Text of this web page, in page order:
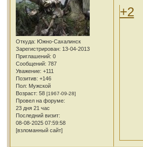
Откуда: Южно-Сахалинск
Зарегистрирован: 13-04-2013
Приглашений: 0
Сообщений: 787
Уважение: +111
Позитив: +146
Пол: Мужской
Возраст: 58 [1967-09-28]
Провел на форуме:
23 дня 21 час
Последний визит:
08-08-2025 07:59:58
[взломанный сайт]
+2